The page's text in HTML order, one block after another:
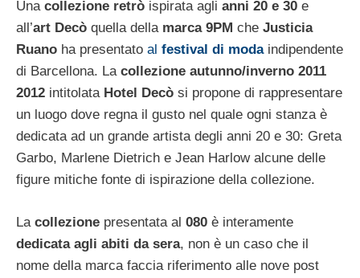
Una collezione retrò ispirata agli anni 20 e 30 e
all’art Decò quella della marca 9PM che Justicia
Ruano ha presentato al festival di modaindipendente
di Barcellona. La collezione autunno/inverno 2011
2012 intitolata Hotel Decò si propone di rappresentare
un luogo dove regna il gusto nel quale ogni stanza è
dedicata ad un grande artista degli anni 20 e 30: Greta
Garbo, Marlene Dietrich e Jean Harlow alcune delle
figure mitiche fonte di ispirazione della collezione.
La collezione presentata al 080 è interamente
dedicata agli abiti da sera, non è un caso che il
nome della marca faccia riferimento alle nove post